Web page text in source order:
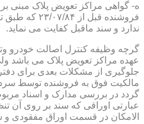
ه- گواهی مراکز تعویض پلاک مبنی
فروشنده قبل
ندارد و سند ماقبل کفایت می نماید.
عهده مراکز تعویض پلاک می باشد
جلوگیری از مشکلات بعدی برای
مالکیت فوق به فروشنده توسط
گردد در بررسی مدارک و اسناد
عبارتی اوراقی که سند بر روی آن
الامکان در قسمت اوراق مفقودی